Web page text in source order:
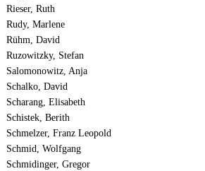
Rieser, Ruth
Rudy, Marlene
Rühm, David
Ruzowitzky, Stefan
Salomonowitz, Anja
Schalko, David
Scharang, Elisabeth
Schistek, Berith
Schmelzer, Franz Leopold
Schmid, Wolfgang
Schmidinger, Gregor